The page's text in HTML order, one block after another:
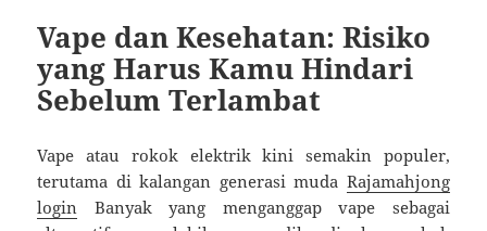
Vape dan Kesehatan: Risiko
yang Harus Kamu Hindari
Sebelum Terlambat
Vape atau rokok elektrik kini semakin populer,
terutama di kalangan generasi muda Rajamahjong
login Banyak yang menganggap vape sebagai